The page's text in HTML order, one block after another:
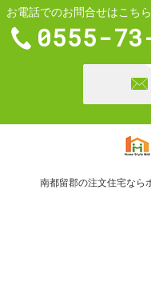
お電話でのお問合せはこちら
0555-
南都留郡の注文住宅なら